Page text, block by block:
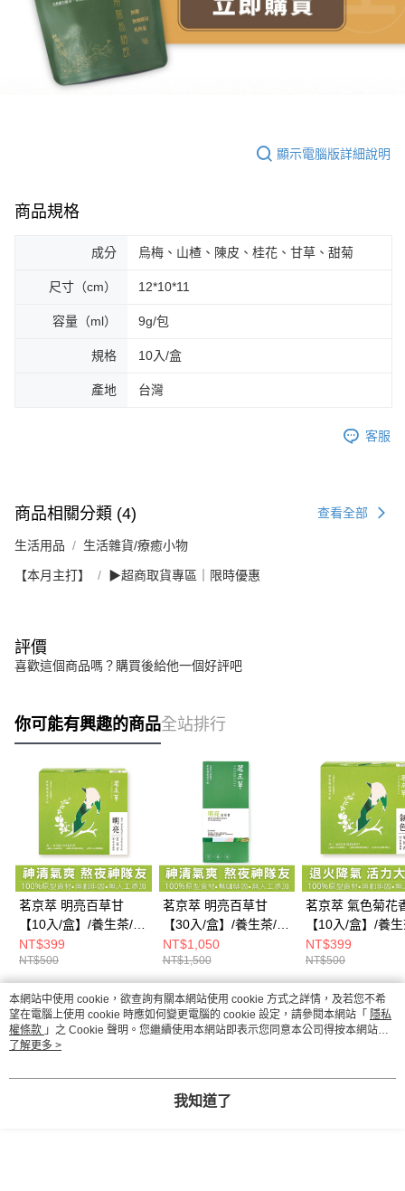
顯示電腦版詳細說明
商品規格
成分 烏梅、山楂、陳皮、桂花、甘草、甜菊
尺寸（cm） 12*10*11
容量（ml） 9g/包
規格 10入/盒
產地 台灣
客服
商品相關分類 (4) 查看全部
生活用品 生活雜貨/療癒小物
【本月主打】 ▶超商取貨專區｜限時優惠
評價
喜歡這個商品嗎？購買後給他一個好評吧
你可能有興趣的商品全站排行
茗京萃 明亮百草甘
【10入/盒】/養生茶/機
能茶/養生飲
NT$399
NT$500
茗京萃 明亮百草甘
【30入/盒】/養生茶/機
能茶/養生飲
NT$1,050
NT$1,500
茗京萃 氣色菊花
【10入/盒】/養
能茶/養生飲
NT$399
NT$500
熱門標籤
本網站中使用 cookie，欲查詢有關本網站使用 cookie 方式之詳情，及若您不希
望在電腦上使用 cookie 時應如何變更電腦的 cookie 設定，請參閱本網站「 隱私
權條款 」之 Cookie 聲明。您繼續使用本網站即表示您同意本公司得按本網站使
用條款之 Cookie 聲明使用 cookie。
了解更多 >
我知道了